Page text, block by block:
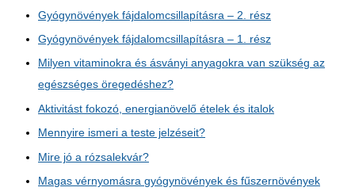
Gyógynövények fájdalomcsillapításra – 2. rész
Gyógynövények fájdalomcsillapításra – 1. rész
Milyen vitaminokra és ásványi anyagokra van szükség az
egészséges öregedéshez?
Aktivitást fokozó, energianövelő ételek és italok
Mennyire ismeri a teste jelzéseit?
Mire jó a rózsalekvár?
Magas vérnyomásra gyógynövények és fűszernövények